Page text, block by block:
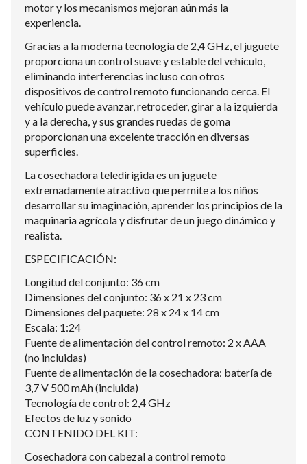
motor y los mecanismos mejoran aún más la
experiencia.
Gracias a la moderna tecnología de 2,4 GHz, el juguete
proporciona un control suave y estable del vehículo,
eliminando interferencias incluso con otros
dispositivos de control remoto funcionando cerca. El
vehículo puede avanzar, retroceder, girar a la izquierda
y a la derecha, y sus grandes ruedas de goma
proporcionan una excelente tracción en diversas
superficies.
La cosechadora teledirigida es un juguete
extremadamente atractivo que permite a los niños
desarrollar su imaginación, aprender los principios de la
maquinaria agrícola y disfrutar de un juego dinámico y
realista.
ESPECIFICACIÓN:
Longitud del conjunto: 36 cm
Dimensiones del conjunto: 36 x 21 x 23 cm
Dimensiones del paquete: 28 x 24 x 14 cm
Escala: 1:24
Fuente de alimentación del control remoto: 2 x AAA
(no incluidas)
Fuente de alimentación de la cosechadora: batería de
3,7 V 500 mAh (incluida)
Tecnología de control: 2,4 GHz
Efectos de luz y sonido
CONTENIDO DEL KIT:
Cosechadora con cabezal a control remoto